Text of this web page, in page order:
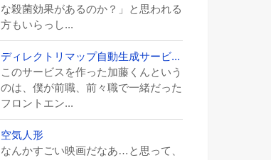
な殺菌効果があるのか？」と思われる
方もいらっし...
ディレクトリマップ自動生成サービ...
このサービスを作った加藤くんという
のは、僕が前職、前々職で一緒だった
フロントエン...
空気人形
なんかすごい映画だなあ…と思って、